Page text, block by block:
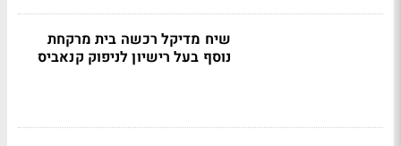
שיח מדיקל רכשה בית מרקחת
נוסף בעל רישיון לניפוק קנאביס